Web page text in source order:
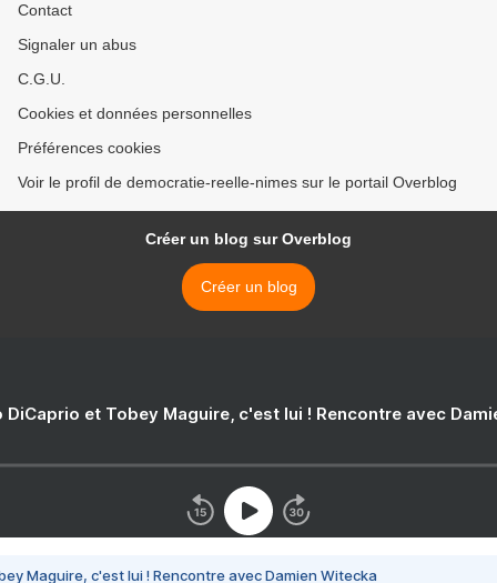
Contact
Signaler un abus
C.G.U.
Cookies et données personnelles
Préférences cookies
Voir le profil de democratie-reelle-nimes sur le portail Overblog
Créer un blog sur Overblog
Créer un blog
DiCaprio et Tobey Maguire, c'est lui ! Rencontre avec
Maguire, c'est lui ! Rencontre avec Damien Witecka